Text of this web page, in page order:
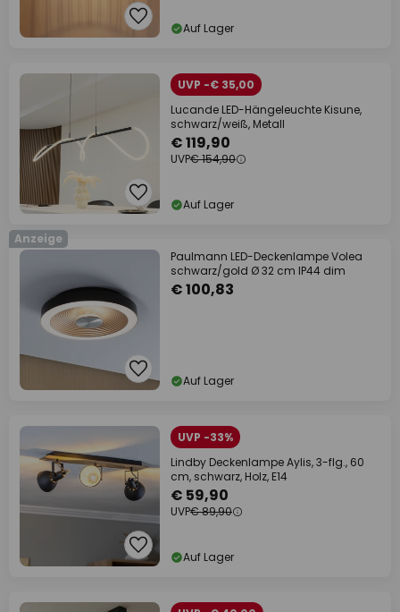
Auf Lager
UVP -€ 35,00
Lucande LED-Hängeleuchte Kisune,
schwarz/weiß, Metall
€ 119,90
UVP€ 154,90
Auf Lager
Anzeige
Paulmann LED-Deckenlampe Volea
schwarz/gold Ø 32 cm IP44 dim
€ 100,83
Auf Lager
UVP -33%
Lindby Deckenlampe Aylis, 3-flg., 60
cm, schwarz, Holz, E14
€ 59,90
UVP€ 89,90
Auf Lager